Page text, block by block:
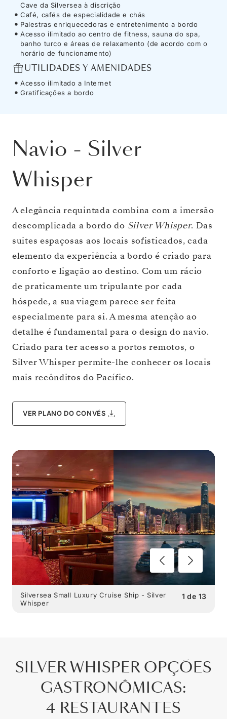
Cave da Silversea à discrição
Café, cafés de especialidade e chás
Palestras enriquecedoras e entretenimento a bordo
Acesso ilimitado ao centro de fitness, sauna do spa,
banho turco e áreas de relaxamento (de acordo com o
horário de funcionamento)
UTILIDADES Y AMENIDADES
Acesso ilimitado a Internet
Gratificações a bordo
Navio - Silver
Whisper
A elegância requintada combina com a imersão
descomplicada a bordo do Silver Whisper. Das
suites espaçosas aos locais sofisticados, cada
elemento da experiência a bordo é criado para
conforto e ligação ao destino. Com um rácio
de praticamente um tripulante por cada
hóspede, a sua viagem parece ser feita
especialmente para si. A mesma atenção ao
detalhe é fundamental para o design do navio.
Criado para ter acesso a portos remotos, o
Silver Whisper permite-lhe conhecer os locais
mais recônditos do Pacífico.
VER PLANO DO CONVÉS
1 de 13
Silversea Small Luxury Cruise Ship - Silver
Whisper
SILVER WHISPER OPÇÕES
GASTRONÔMICAS:
4 RESTAURANTES